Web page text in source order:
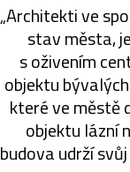
„Architekti ve
stav města,
s oživením
objektu
které ve městě
objektu lázní
budova udrží